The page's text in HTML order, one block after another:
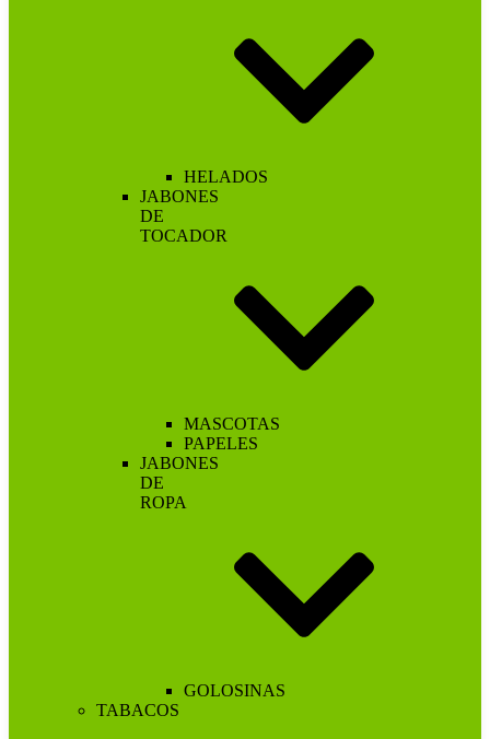
HELADOS
JABONES
DE
TOCADOR
MASCOTAS
PAPELES
JABONES
DE
ROPA
GOLOSINAS
TABACOS